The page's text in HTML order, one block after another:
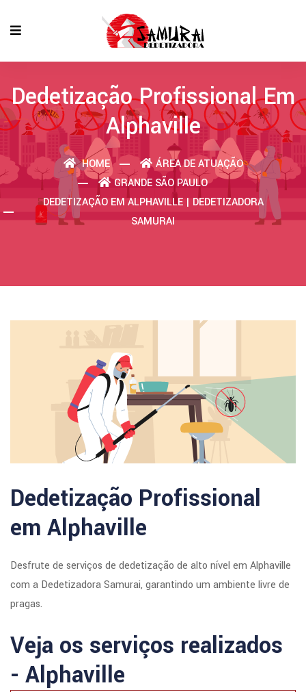
Dedetização Profissional Em
Alphaville
HOME
ÁREA DE ATUAÇÃO
GRANDE SÃO PAULO
DEDETIZAÇÃO EM ALPHAVILLE | DEDETIZADORA
SAMURAI
Dedetização Profissional
em Alphaville
Desfrute de serviços de dedetização de alto nível em Alphaville
com a Dedetizadora Samurai, garantindo um ambiente livre de
pragas.
Veja os serviços realizados
- Alphaville